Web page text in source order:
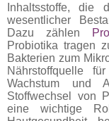
Inhaltsstoffe, die
wesentlicher
Dazu zählen
Probiotika tragen
Bakterien zum
Nährstoffquelle
Wachstum und
Stoffwechsel von
eine wichtige